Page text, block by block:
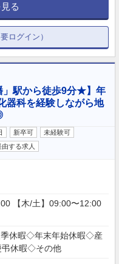
る
ログイン）
」駅から徒歩9分★】年
器科を経験しながら地
新卒可
未経験可
する求人
【木/土】09:00〜12:00
休暇◇年末年始休暇◇産
休暇◇その他